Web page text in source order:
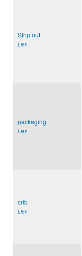
Strip out
Lien
packaging
Lien
crib
Lien